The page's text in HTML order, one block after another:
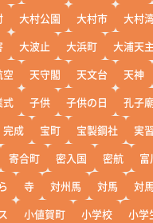
大村公園 大村市 大村
大波止 大浜町 大浦天
空 天守閣 天文台 天神
式 子供 子供の日 孔子
完成 宝町 宝製鋼社 実習
寄合町 密入国 密航 富
寺 対州馬 対馬 対
小値賀町 小学校 小学